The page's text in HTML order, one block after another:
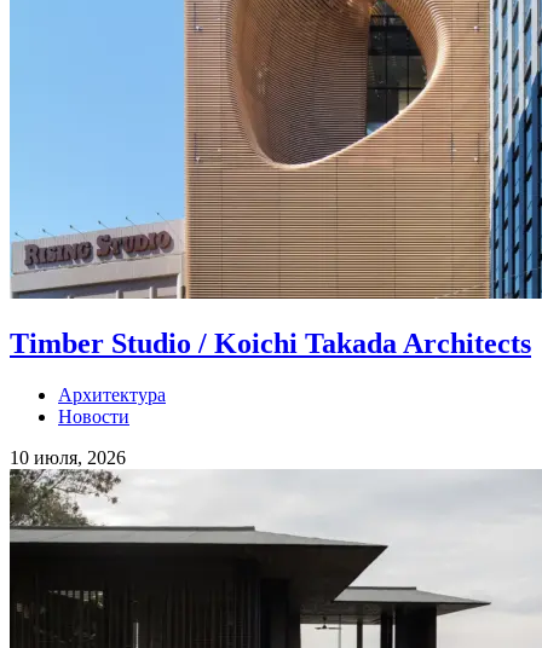
Timber Studio / Koichi Takada Architects
Архитектура
Новости
10 июля, 2026